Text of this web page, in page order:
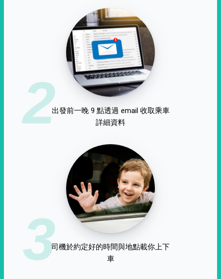
2出發前一晚 9 點透過 email 收取乘車
詳細資料
3司機於約定好的時間與地點載你上下
車